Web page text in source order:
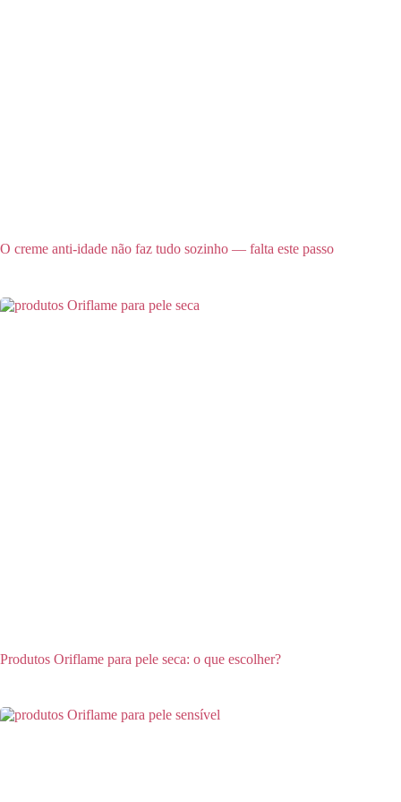
O creme anti-idade não faz tudo sozinho — falta este passo
Produtos Oriflame para pele seca: o que escolher?